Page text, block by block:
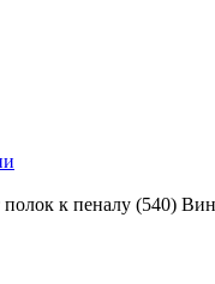
к пеналу (540)